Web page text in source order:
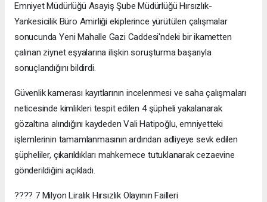
Emniyet Müdürlüğü Asayiş Şube Müdürlüğü Hırsızlık-
Yankesicilik Büro Amirliği ekiplerince yürütülen çalışmalar
sonucunda Yeni Mahalle Gazi Caddesi'ndeki bir ikametten
çalınan ziynet eşyalarına ilişkin soruşturma başarıyla
sonuçlandığını bildirdi.
Güvenlik kamerası kayıtlarının incelenmesi ve saha çalışmaları
neticesinde kimlikleri tespit edilen 4 şüpheli yakalanarak
gözaltına alındığını kaydeden Vali Hatipoğlu, emniyetteki
işlemlerinin tamamlanmasının ardından adliyeye sevk edilen
şüpheliler, çıkarıldıkları mahkemece tutuklanarak cezaevine
gönderildiğini açıkladı.
???? 7 Milyon Liralık Hırsızlık Olayının Failleri